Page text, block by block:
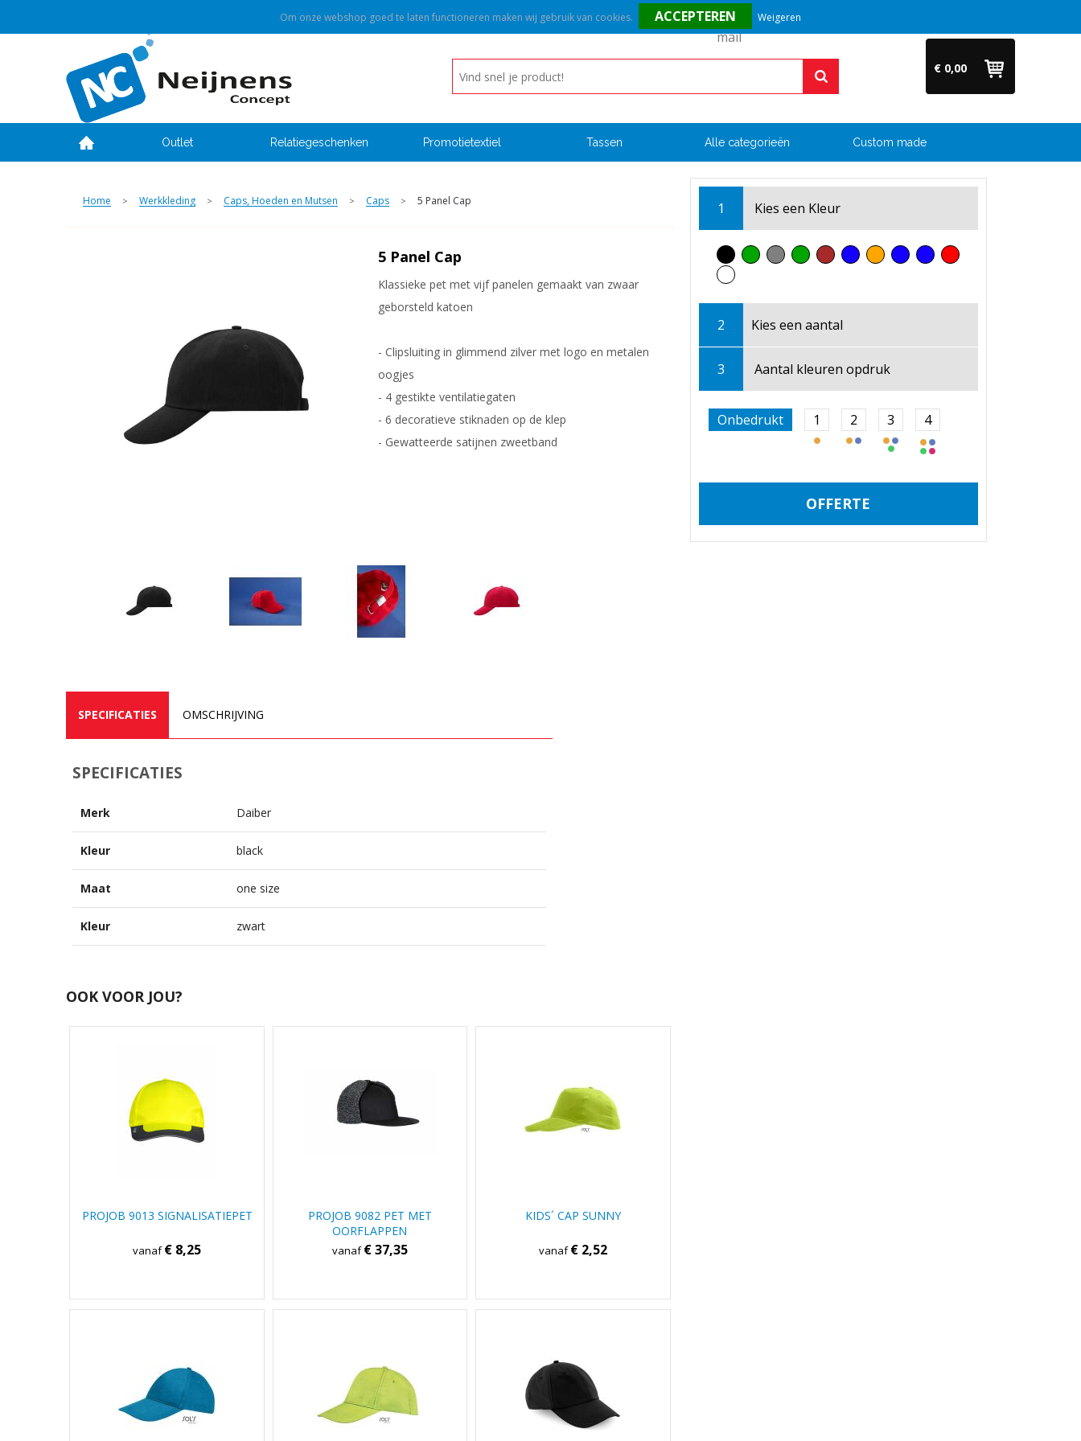
Vragen? Bel ons direct op +31 (0)6 54 33 52 04
€ 0,00
Outlet Relatiegeschenken Promotietextiel Tassen Alle categorieën Custom made
Home > Werkkleding > Caps, Hoeden en Mutsen > Caps > 5 Panel Cap 1 Kies een Kleur
2 Kies een aantal
3 Aantal kleuren opdruk
Onbedrukt 1 2 3 4
OFFERTE
5 Panel Cap
Klassieke pet met vijf panelen gemaakt van zwaar
geborsteld katoen
- Clipsluiting in glimmend zilver met logo en metalen
oogjes
- 4 gestikte ventilatiegaten
- 6 decoratieve stiknaden op de klep
- Gewatteerde satijnen zweetband
SPECIFICATIES OMSCHRIJVING
SPECIFICATIES
Merk Daiber
Kleur black
Maat one size
Kleur zwart
OOK VOOR JOU?
PROJOB 9013 SIGNALISATIEPET
vanaf€ 8,25
PROJOB 9082 PET MET
OORFLAPPEN
vanaf€ 37,35
KIDS´ CAP SUNNY
vanaf€ 2,52
Om onze webshop goed te laten functioneren maken wij gebruik van cookies. Weigeren